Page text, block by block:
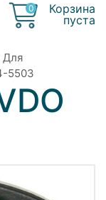
0
Корзина
пуста
Для
5503